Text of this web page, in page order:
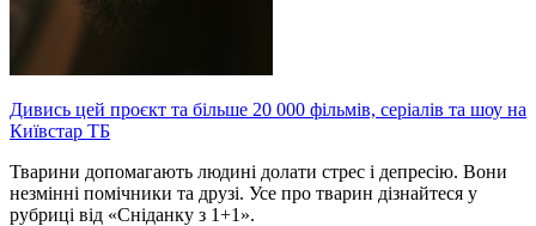
Дивись цей проєкт та більше 20 000 фільмів, серіалів та шоу на
Київстар ТБ
Тварини допомагають людині долати стрес і депресію. Вони
незмінні помічники та друзі. Усе про тварин дізнайтеся у
рубриці від «Сніданку з 1+1».